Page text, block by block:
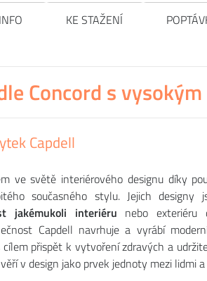
KE STAŽENÍ
Concord s
Capdell
ve světě interiérového designu díky
současného stylu. Jejich designy
jakémukoli interiéru nebo exteriéru
Capdell navrhuje a vyrábí
přispět k vytvoření zdravých a
v design jako prvek jednoty mezi lidmi